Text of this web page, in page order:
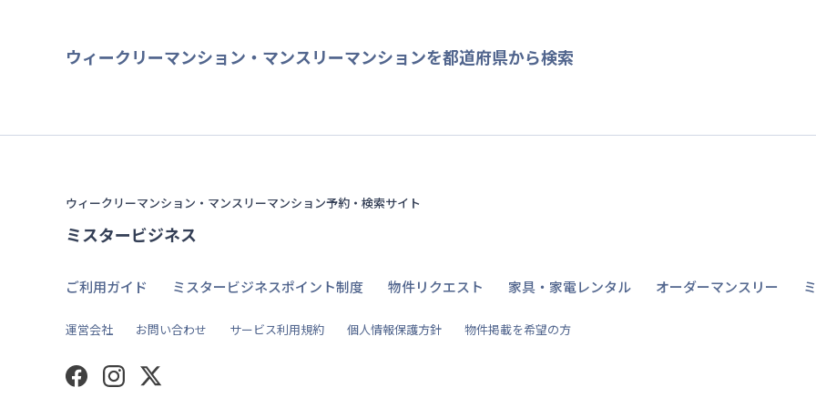
ウィークリーマンション・マンスリーマンションを都道府県から検索
ウィークリーマンション・マンスリーマンション予約・検索サイト
ミスタービジネス
ご利用ガイド ミスタービジネスポイント制度 物件リクエスト 家具・家電レンタル オーダーマンスリー
運営会社 お問い合わせ サービス利用規約 個人情報保護方針 物件掲載を希望の方
FacebookInstagramTwitter